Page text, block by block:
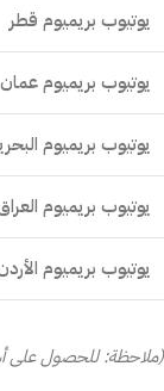
يوتيوب بريميوم قطر
يوتيوب بريميوم عمان
يوتيوب بريميوم
يوتيوب بريميوم
يوتيوب بريميوم
(ملاحظة: للحصول على